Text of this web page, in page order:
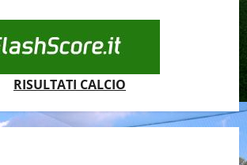
RISULTATI CALCIO